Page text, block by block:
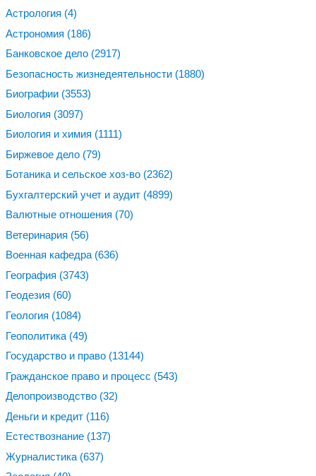
Астрология (4)
Астрономия (186)
Банковское дело (2917)
Безопасность жизнедеятельности (1880)
Биографии (3553)
Биология (3097)
Биология и химия (1111)
Биржевое дело (79)
Ботаника и сельское хоз-во (2362)
Бухгалтерский учет и аудит (4899)
Валютные отношения (70)
Ветеринария (56)
Военная кафедра (636)
География (3743)
Геодезия (60)
Геология (1084)
Геополитика (49)
Государство и право (13144)
Гражданское право и процесс (543)
Делопроизводство (32)
Деньги и кредит (116)
Естествознание (137)
Журналистика (637)